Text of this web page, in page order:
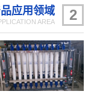
2
应用领域
AREA